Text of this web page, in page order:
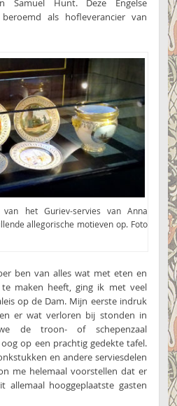
Samuel Hunt. Deze Engelse
als hofleverancier van
van het Guriev-servies van Anna
allegorische motieven op. Foto
ben van alles wat met eten en
te maken heeft, ging ik met veel
op de Dam. Mijn eerste indruk
er wat verloren bij stonden in
de troon- of schepenzaal
op een prachtig gedekte tafel.
en andere serviesdelen
me helemaal voorstellen dat er
allemaal hooggeplaatste gasten